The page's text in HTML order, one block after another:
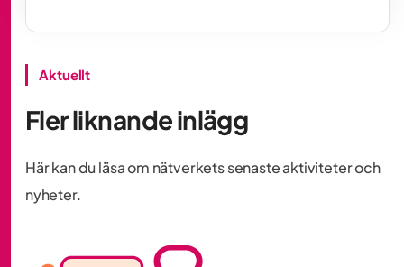
Aktuellt
Fler liknande inlägg
Här kan du läsa om nätverkets senaste aktiviteter och
nyheter.